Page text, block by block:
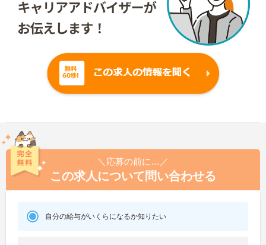
＼応募の前に…／
この求人について問い合わせる
自分の給与がいくらになるか知りたい